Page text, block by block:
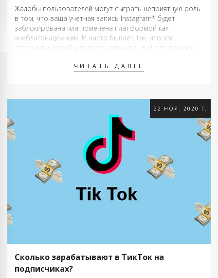
Жалобы пользователей могут сыграть неприятную роль
в том, что ваша учетная запись Instagram* будет
заблокирована или помечена платформой как
«неблагонадежная». И часто бывает так, что эти
стенания и жалобы просто накручены в Инсте вашими
примерно делается можно прочитать здесь. Если
ЧИТАТЬ ДАЛЕЕ
22 НОЯ. 2020 Г.
Сколько зарабатывают в ТикТок на
подписчиках?